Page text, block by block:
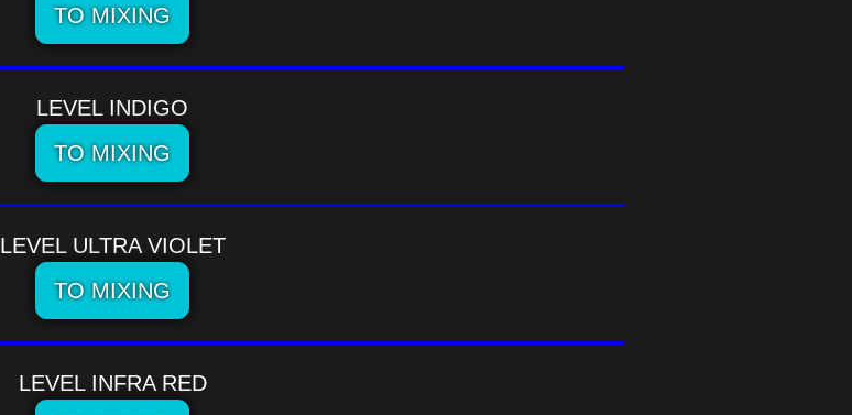
TO MIXING
LEVEL INDIGO
TO MIXING
LEVEL ULTRA VIOLET
TO MIXING
LEVEL INFRA RED